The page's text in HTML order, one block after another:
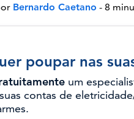
Bernardo Caetano - 8
poupar nas
um
contas de